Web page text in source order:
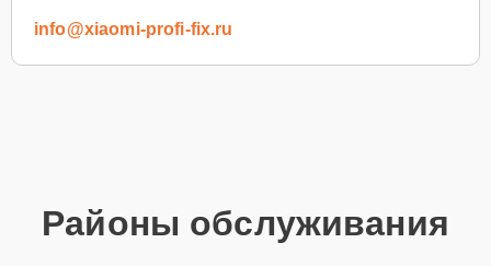
info@xiaomi-profi-fix.ru
Районы обслуживания